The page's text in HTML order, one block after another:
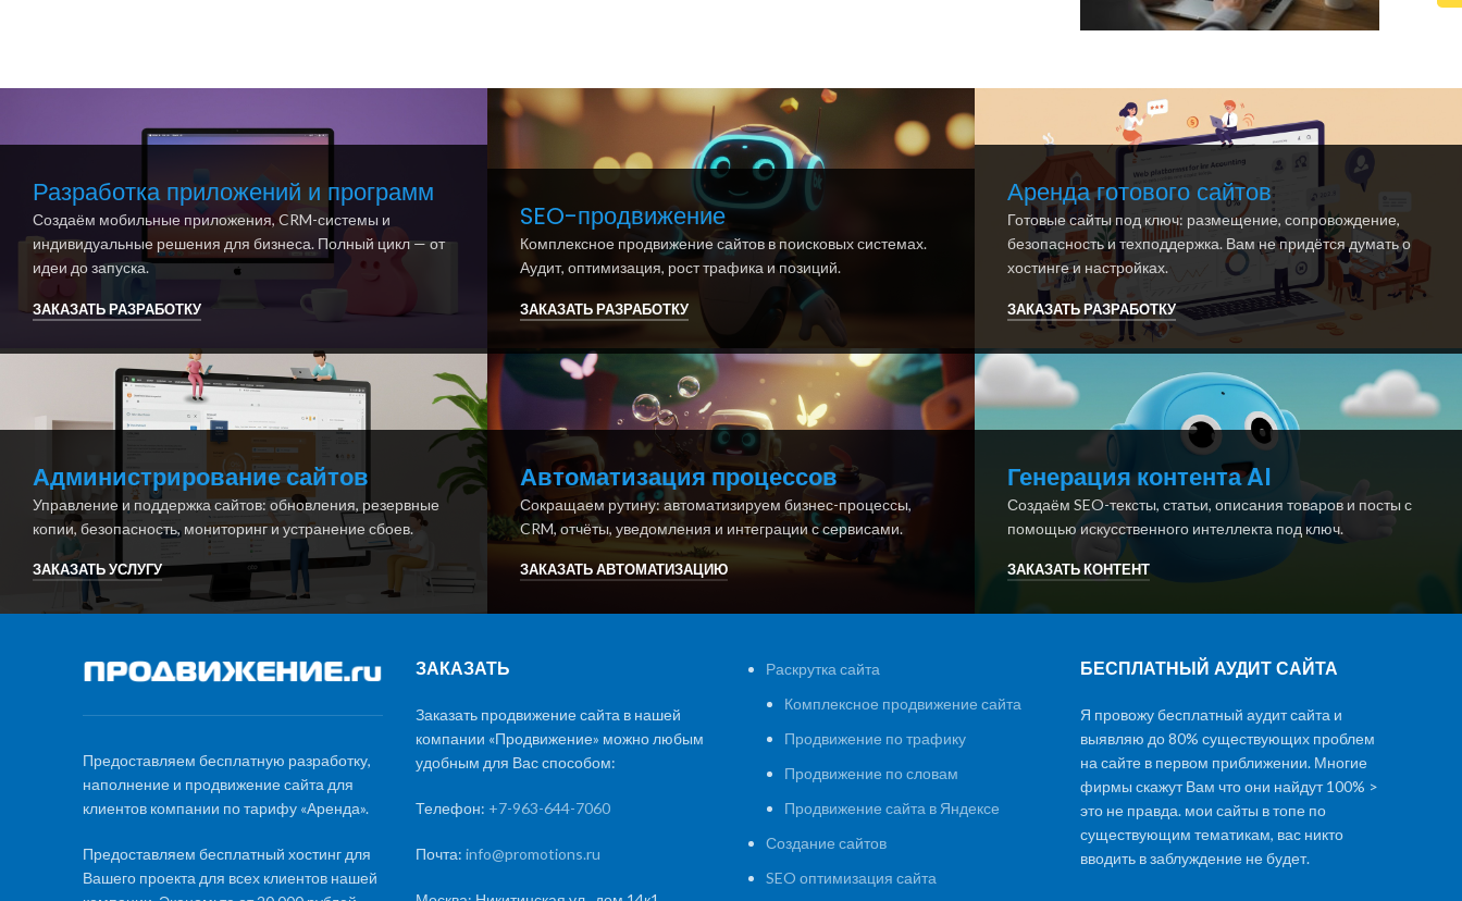
Разработка приложений и программ
Создаём мобильные приложения, CRM-системы и
индивидуальные решения для бизнеса. Полный цикл — от
идеи до запуска.
ЗАКАЗАТЬ РАЗРАБОТКУ
SEO-продвижение
Комплексное продвижение сайтов в поисковых системах.
Аудит, оптимизация, рост трафика и позиций.
ЗАКАЗАТЬ РАЗРАБОТКУ
Аренда готового сайтов
Готовые сайты под ключ: размещение, сопровождение,
безопасность и техподдержка. Вам не придётся думать о
хостинге и настройках.
ЗАКАЗАТЬ РАЗРАБОТКУ
Администрирование сайтов
Управление и поддержка сайтов: обновления, резервные
копии, безопасность, мониторинг и устранение сбоев.
ЗАКАЗАТЬ УСЛУГУ
Автоматизация процессов
Сокращаем рутину: автоматизируем бизнес-процессы,
CRM, отчёты, уведомления и интеграции с сервисами.
ЗАКАЗАТЬ АВТОМАТИЗАЦИЮ
Генерация контента AI
Создаём SEO-тексты, статьи, описания товаров и посты с
помощью искусственного интеллекта под ключ.
ЗАКАЗАТЬ КОНТЕНТ
Предоставляем бесплатную разработку,
наполнение и продвижение сайта для
клиентов компании по тарифу «Аренда».
Предоставляем бесплатный хостинг для
Вашего проекта для всех клиентов нашей
ЗАКАЗАТЬ
Заказать продвижение сайта в нашей
компании «Продвижение» можно любым
удобным для Вас способом:
Телефон: +7-963-644-7060
Почта: info@promotions.ru
Раскрутка сайта
Комплексное продвижение сайта
Продвижение по трафику
Продвижение по словам
Продвижение сайта в Яндексе
Создание сайтов
SEO оптимизация сайта
БЕСПЛАТНЫЙ АУДИТ САЙТА
Я провожу бесплатный аудит сайта и
выявляю до 80% существующих проблем
на сайте в первом приближении. Многие
фирмы скажут Вам что они найдут 100% >
это не правда. мои сайты в топе по
существующим тематикам, вас никто
вводить в заблуждение не будет.